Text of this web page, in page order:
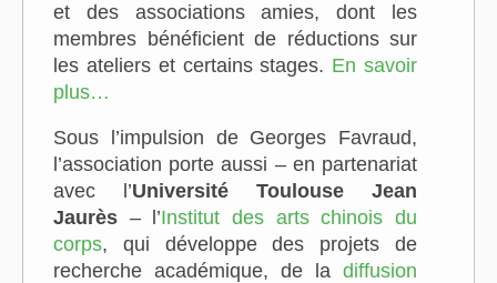
et des associations amies, dont les
membres bénéficient de réductions sur
les ateliers et certains stages. En savoir
plus…
Sous l’impulsion de Georges Favraud,
l’association porte aussi – en partenariat
avec l’Université Toulouse Jean
Jaurès – l’Institut des arts chinois du
corps, qui développe des projets de
recherche académique, de la diffusion